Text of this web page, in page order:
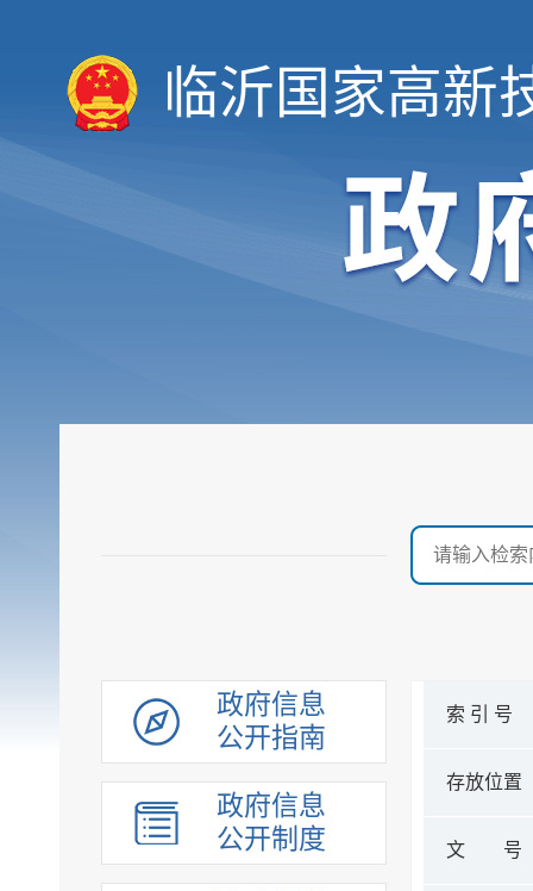
临沂国家高新
政府信息
公开指南
政府信息
公开制度
索 引 号
存放位置
文 号